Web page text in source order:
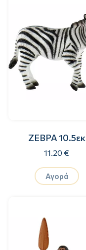
ΖΕΒΡΑ 10.5εκ
11.20 €
Αγορά